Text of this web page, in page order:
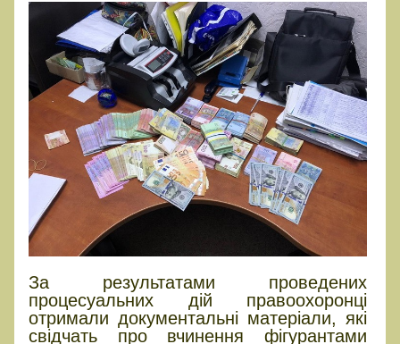
За результатами проведених
процесуальних дій правоохоронці
отримали документальні матеріали, які
свідчать про вчинення фігурантами